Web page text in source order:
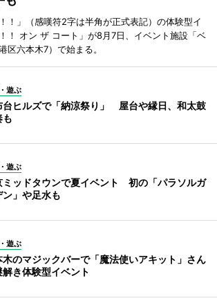
！」（感嘆符2字は半角が正式表記）の体験型イ
！ オン ザ コート」が8月7日、イベント施設「ベ
区六本木7）で始まる。
遊ぶ
台ヒルズで「納涼祭り」 屋台や縁日、和太鼓
も
遊ぶ
ミッドタウンで夏イベント 初の「パラソルガ
ン」や足水も
遊ぶ
木のマジックバーで「魔法使いアキット」さん
解き体験型イベント